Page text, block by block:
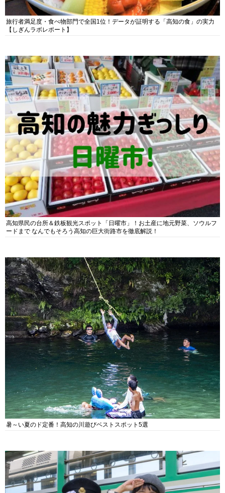
旅行者満足度・食べ物部門で全国1位！データが証明する「高知の食」の実力
【しぎんラボレポート】
高知県民の台所＆鉄板観光スポット「日曜市」！お土産に地元野菜、ソウルフ
ードまで なんでもそろう高知の巨大街路市を徹底解説！
暑～い夏のド定番！高知の川遊びベストスポット5選